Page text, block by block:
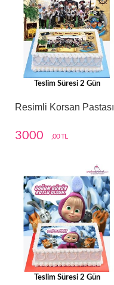
Teslim Süresi 2 Gün
Resimli Korsan Pastası
3000 ,00 TL
Teslim Süresi 2 Gün